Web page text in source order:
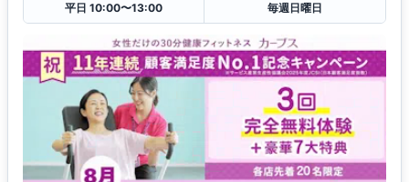
平日 10:00〜13:00
毎週日曜日